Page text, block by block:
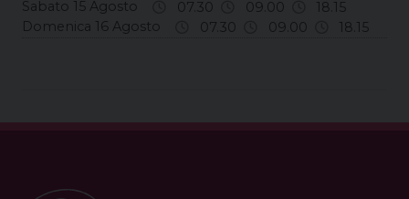
Sabato 15 Agosto
07.30 09.00
18.15
Domenica 16 Agosto
07.30 09.00 18.15